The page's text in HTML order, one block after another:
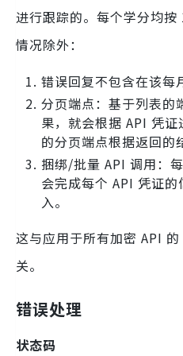
进行跟踪的。每个学分均
情况除外：
错误回复不包含在该每
分页端点：基于列表的
果，就会根据 API 凭
的分页端点根据返回的
捆绑/批量 API 调用：
会完成每个 API 凭证
入。
这与应用于所有加密 API
关。
错误处理
状态码